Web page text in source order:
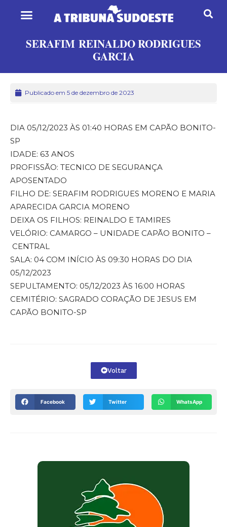
SERAFIM REINALDO RODRIGUES
GARCIA
Publicado em 5 de dezembro de 2023
DIA 05/12/2023 ÀS 01:40 HORAS EM CAPÃO BONITO-
SP
IDADE: 63 ANOS
PROFISSÃO: TECNICO DE SEGURANÇA
APOSENTADO
FILHO DE: SERAFIM RODRIGUES MORENO E MARIA
APARECIDA GARCIA MORENO
DEIXA OS FILHOS: REINALDO E TAMIRES
VELÓRIO: CAMARGO – UNIDADE CAPÃO BONITO –
CENTRAL
SALA: 04 COM INÍCIO ÀS 09:30 HORAS DO DIA
05/12/2023
SEPULTAMENTO: 05/12/2023 ÀS 16:00 HORAS
CEMITÉRIO: SAGRADO CORAÇÃO DE JESUS EM
CAPÃO BONITO-SP
Voltar
Facebook Twitter WhatsApp